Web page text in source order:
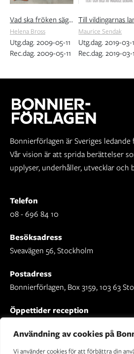
Användning av cookies på
Vi använder cookies för att förbättra din
Vad ska fröken säga?
Helena Bross
Utg.dag. 2009-05-11
Rec.dag. 2009-05-11
Till vildingarnas
Maurice Sendak
Utg.dag. 2019-03-
Rec.dag. 2019-03-
Bonnierförlagen är Sveriges ledande
Vår vision är att sprida berättelser
upplyser, underhåller, utvecklar och
Telefon
08 - 696 84 10
Besöksadress
Sveavägen 56, Stockholm
Postadress
Bonnierförlagen, Box 3159, 103 63
Öppettider reception